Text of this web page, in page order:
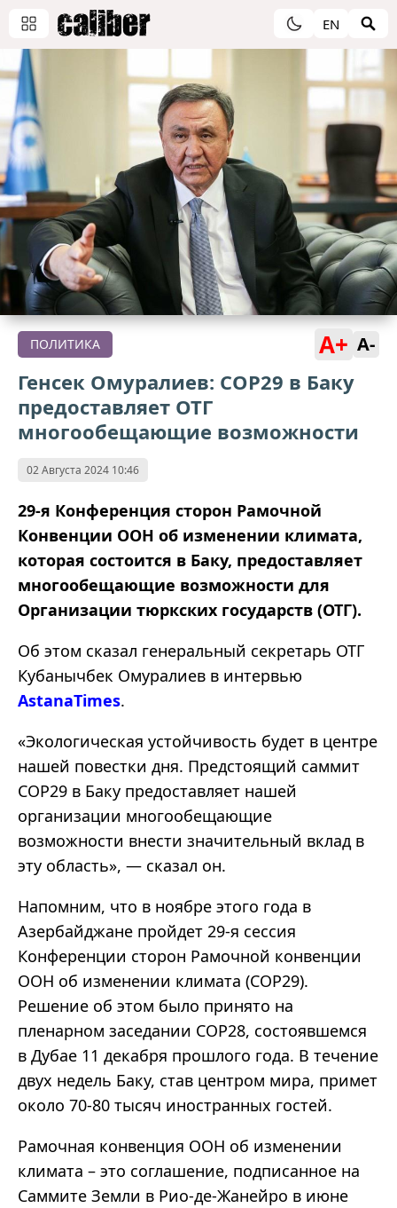
EN
ПОЛИТИКА A+ A-
Генсек Омуралиев: COP29 в Баку
предоставляет ОТГ
многообещающие возможности
02 Августа 2024 10:46
29-я Конференция сторон Рамочной
Конвенции ООН об изменении климата,
которая состоится в Баку, предоставляет
многообещающие возможности для
Организации тюркских государств (ОТГ).
Об этом сказал генеральный секретарь ОТГ
Кубанычбек Омуралиев в интервью
AstanaTimes.
«Экологическая устойчивость будет в центре
нашей повестки дня. Предстоящий саммит
COP29 в Баку предоставляет нашей
организации многообещающие
возможности внести значительный вклад в
эту область», — сказал он.
Напомним, что в ноябре этого года в
Азербайджане пройдет 29-я сессия
Конференции сторон Рамочной конвенции
ООН об изменении климата (COP29).
Решение об этом было принято на
пленарном заседании COP28, состоявшемся
в Дубае 11 декабря прошлого года. В течение
двух недель Баку, став центром мира, примет
около 70-80 тысяч иностранных гостей.
Рамочная конвенция ООН об изменении
климата – это соглашение, подписанное на
Саммите Земли в Рио-де-Жанейро в июне